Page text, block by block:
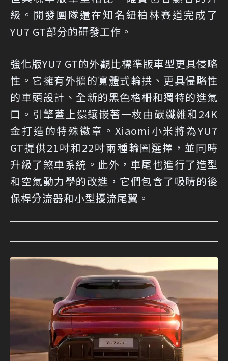
級。開發團隊還在知名紐柏林賽道完成了
YU7 GT部分的研發工作。
強化版YU7 GT的外觀比標準版車型更具侵略
性。它擁有外擴的寬體式輪拱、更具侵略性
的車頭設計、全新的黑色格柵和獨特的進氣
口。引擎蓋上還鑲嵌著一枚由碳纖維和24K
金打造的特殊徽章。Xiaomi小米將為YU7
GT提供21吋和22吋兩種輪圈選擇，並同時
升級了煞車系統。此外，車尾也進行了造型
和空氣動力學的改進，它們包含了吸睛的後
保桿分流器和小型擾流尾翼。